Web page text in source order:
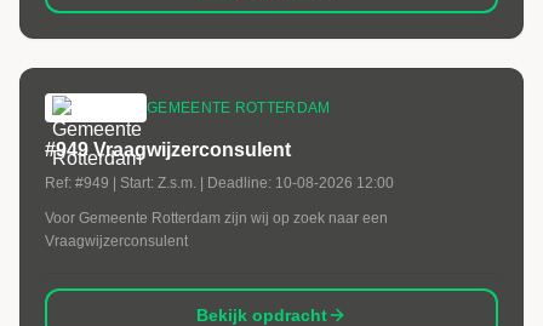
GEMEENTE ROTTERDAM
#949 Vraagwijzerconsulent
Ref: #949 | Start: Z.s.m. | Deadline: 10-08-2026 12:00
Voor Gemeente Rotterdam zijn wij op zoek naar een
Vraagwijzerconsulent
Bekijk opdracht